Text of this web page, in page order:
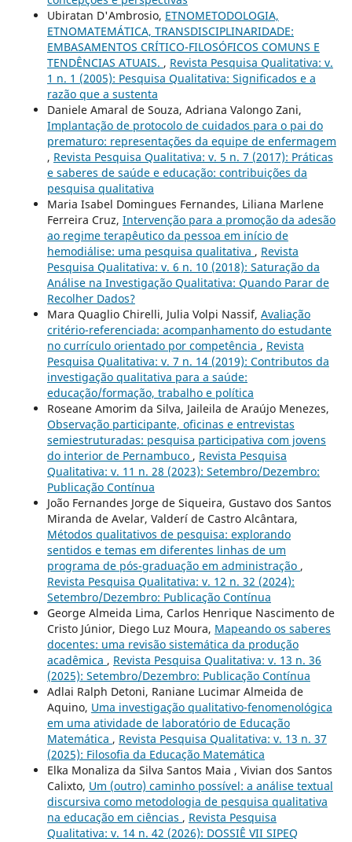
Ubiratan D'Ambrosio, ETNOMETODOLOGIA,
ETNOMATEMÁTICA, TRANSDISCIPLINARIDADE:
EMBASAMENTOS CRÍTICO-FILOSÓFICOS COMUNS E
TENDÊNCIAS ATUAIS. , Revista Pesquisa Qualitativa: v.
1 n. 1 (2005): Pesquisa Qualitativa: Significados e a
razão que a sustenta
Daniele Amaral de Souza, Adriana Valongo Zani,
Implantação de protocolo de cuidados para o pai do
prematuro: representações da equipe de enfermagem
, Revista Pesquisa Qualitativa: v. 5 n. 7 (2017): Práticas
e saberes de saúde e educação: contribuições da
pesquisa qualitativa
Maria Isabel Domingues Fernandes, Liliana Marlene
Ferreira Cruz, Intervenção para a promoção da adesão
ao regime terapêutico da pessoa em início de
hemodiálise: uma pesquisa qualitativa , Revista
Pesquisa Qualitativa: v. 6 n. 10 (2018): Saturação da
Análise na Investigação Qualitativa: Quando Parar de
Recolher Dados?
Mara Quaglio Chirelli, Julia Volpi Nassif, Avaliação
critério-referenciada: acompanhamento do estudante
no currículo orientado por competência , Revista
Pesquisa Qualitativa: v. 7 n. 14 (2019): Contributos da
investigação qualitativa para a saúde:
educação/formação, trabalho e política
Roseane Amorim da Silva, Jaileila de Araújo Menezes,
Observação participante, oficinas e entrevistas
semiestruturadas: pesquisa participativa com jovens
do interior de Pernambuco , Revista Pesquisa
Qualitativa: v. 11 n. 28 (2023): Setembro/Dezembro:
Publicação Contínua
João Fernandes Jorge de Siqueira, Gustavo dos Santos
Miranda de Avelar, Valderí de Castro Alcântara,
Métodos qualitativos de pesquisa: explorando
sentidos e temas em diferentes linhas de um
programa de pós-graduação em administração ,
Revista Pesquisa Qualitativa: v. 12 n. 32 (2024):
Setembro/Dezembro: Publicação Contínua
George Almeida Lima, Carlos Henrique Nascimento de
Cristo Júnior, Diego Luz Moura, Mapeando os saberes
docentes: uma revisão sistemática da produção
acadêmica , Revista Pesquisa Qualitativa: v. 13 n. 36
(2025): Setembro/Dezembro: Publicação Contínua
Adlai Ralph Detoni, Raniane Lucimar Almeida de
Aquino, Uma investigação qualitativo-fenomenológica
em uma atividade de laboratório de Educação
Matemática , Revista Pesquisa Qualitativa: v. 13 n. 37
(2025): Filosofia da Educação Matemática
Elka Monaliza da Silva Santos Maia , Vivian dos Santos
Calixto, Um (outro) caminho possível: a análise textual
discursiva como metodologia de pesquisa qualitativa
na educação em ciências , Revista Pesquisa
Qualitativa: v. 14 n. 42 (2026): DOSSIÊ VII SIPEQ